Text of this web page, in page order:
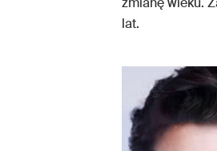
lat.